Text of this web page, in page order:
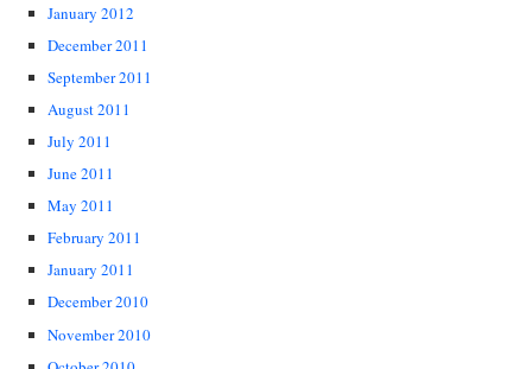
January 2012
December 2011
September 2011
August 2011
July 2011
June 2011
May 2011
February 2011
January 2011
December 2010
November 2010